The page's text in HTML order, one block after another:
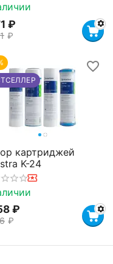
₽
₽
картриджей
K-24
₽
₽